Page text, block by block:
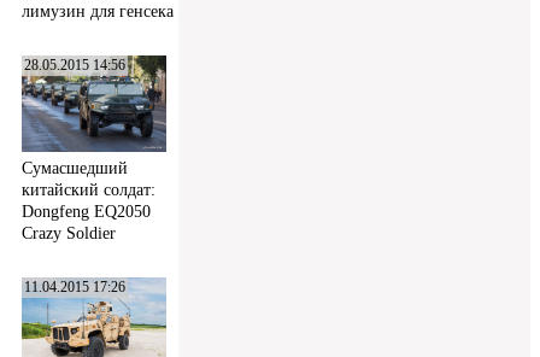
лимузин для генсека
28.05.2015 14:56
Сумасшедший
китайский солдат:
Dongfeng EQ2050
Crazy Soldier
11.04.2015 17:26